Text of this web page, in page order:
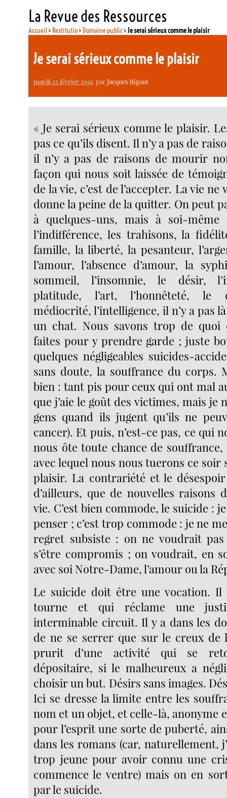
La Revue des Ressources
Accueil> Restitutio> Domaine public>Je serai sérieux comme le plaisir
Je serai sérieux comme le plaisir
mardi 22 février 2011, parJacques Rigaut
« Je serai sérieux comme le plaisir.
pas ce qu’ils disent. Il n’y a pas de
il n’y a pas de raisons de mourir
façon qui nous soit laissée de
de la vie, c’est de l’accepter. La vie ne
donne la peine de la quitter. On peut
à quelques-uns, mais à soi-même
l’indifférence, les trahisons, la
famille, la liberté, la pesanteur,
l’amour, l’absence d’amour, la
sommeil, l’insomnie, le désir,
platitude, l’art, l’honnêteté, le
médiocrité, l’intelligence, il n’y a pas
un chat. Nous savons trop de quoi
faites pour y prendre garde ; juste
quelques négligeables suicides-
sans doute, la souffrance du corps.
bien : tant pis pour ceux qui ont mal
que j’aie le goût des victimes, mais je
gens quand ils jugent qu’ils ne
cancer). Et puis, n’est-ce pas, ce qui
nous ôte toute chance de souffrance,
avec lequel nous nous tuerons ce soir
plaisir. La contrariété et le
d’ailleurs, que de nouvelles raisons
vie. C’est bien commode, le suicide :
penser ; c’est trop commode : je ne
regret subsiste : on ne voudrait
s’être compromis ; on voudrait, en
avec soi Notre-Dame, l’amour ou la
Le suicide doit être une vocation.
tourne et qui réclame une
interminable circuit. Il y a dans les
de ne se serrer que sur le creux de
prurit d’une activité qui se
dépositaire, si le malheureux a
choisir un but. Désirs sans images.
Ici se dresse la limite entre les
nom et un objet, et celle-là, anonyme
pour l’esprit une sorte de puberté,
dans les romans (car, naturellement,
trop jeune pour avoir connu une
commence le ventre) mais on en
par le suicide.